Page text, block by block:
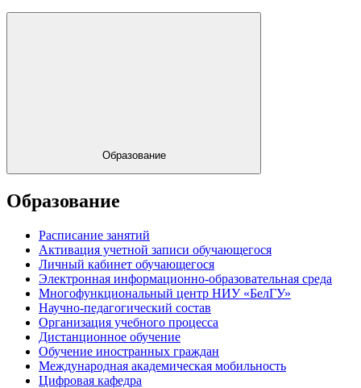
Образование
Образование
Расписание занятий
Активация учетной записи обучающегося
Личный кабинет обучающегося
Электронная информационно-образовательная среда
Многофункциональный центр НИУ «БелГУ»
Научно-педагогический состав
Организация учебного процесса
Дистанционное обучение
Обучение иностранных граждан
Международная академическая мобильность
Цифровая кафедра